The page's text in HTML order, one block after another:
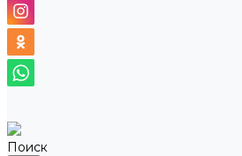
Поиск